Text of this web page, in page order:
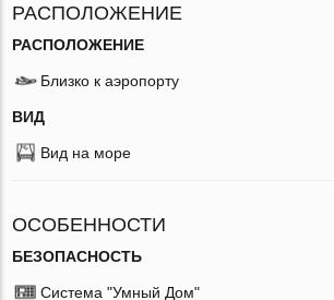
РАСПОЛОЖЕНИЕ
РАСПОЛОЖЕНИЕ
Близко к аэропорту
ВИД
Вид на море
ОСОБЕННОСТИ
БЕЗОПАСНОСТЬ
Система "Умный Дом"